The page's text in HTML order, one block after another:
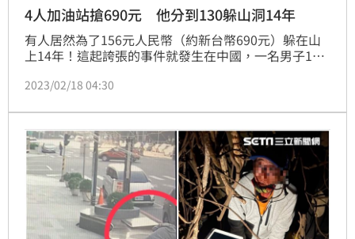
4人加油站搶690元 他分到130躲山洞14年
有人居然為了156元人民幣（約新台幣690元）躲在山
上14年！這起誇張的事件就發生在中國，一名男子14
緝，居然躲在山上一處山洞中當「野人」，一藏就是14
2023/02/18 04:30